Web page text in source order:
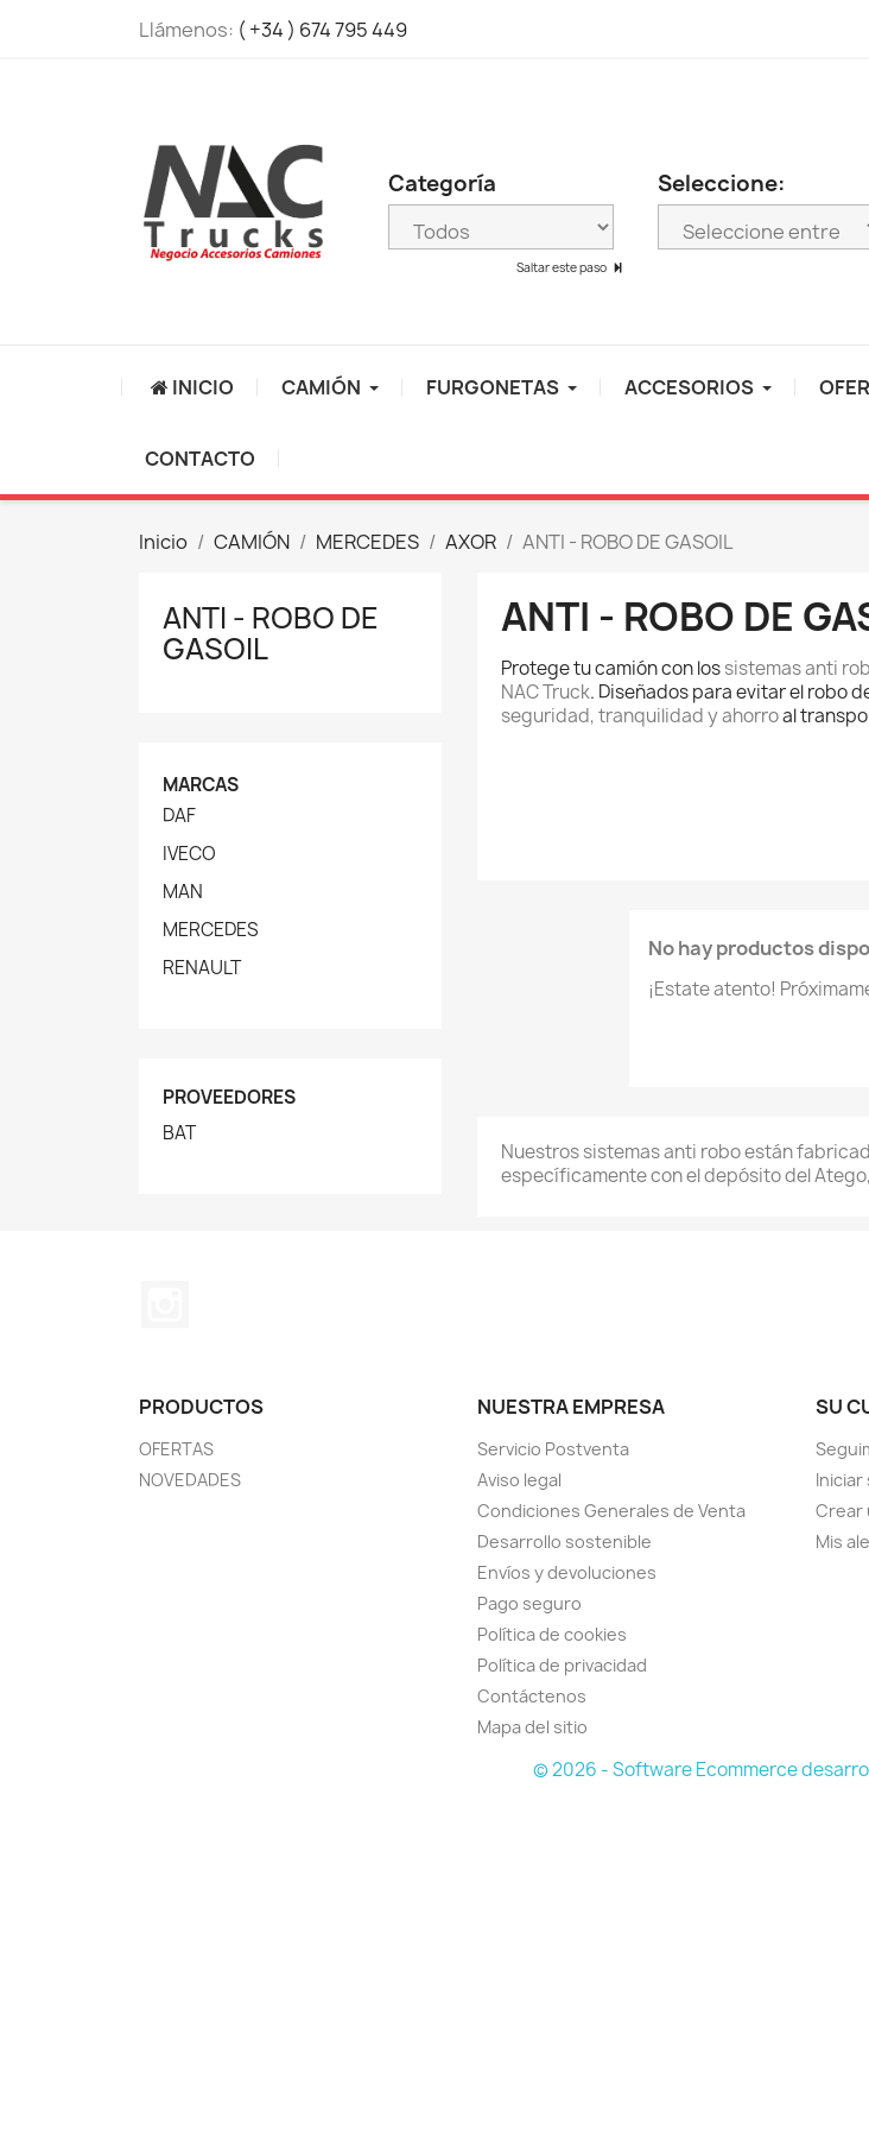
Llámenos: ( +34 ) 674 795 449
Categoría
Saltar este paso
Seleccione:
INICIO CAMIÓN FURGONETAS ACCESORIOS
CONTACTO
Inicio CAMIÓN MERCEDES AXOR ANTI - ROBO DE GASOIL
ANTI - ROBO DE
GASOIL
MARCAS
DAF
IVECO
MAN
MERCEDES
RENAULT
PROVEEDORES
BAT
ANTI - ROBO DE
Protege tu camión con lossistemas anti
NAC Truck. Diseñados para evitar el robo
seguridad, tranquilidad y ahorroal
No hay productos
¡Estate atento!
Nuestros sistemas anti robo están
específicamente con el depósito del
PRODUCTOS
OFERTAS
NOVEDADES
NUESTRA EMPRESA
Servicio Postventa
Aviso legal
Condiciones Generales de Venta
Desarrollo sostenible
Envíos y devoluciones
Pago seguro
Política de cookies
Política de privacidad
Contáctenos
Mapa del sitio
SU
Iniciar
Crear
Mis
© 2026 - Software Ecommerce